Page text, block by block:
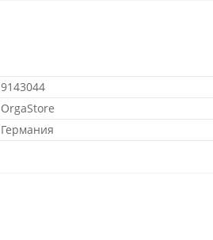
9143044
OrgaStore
Германия